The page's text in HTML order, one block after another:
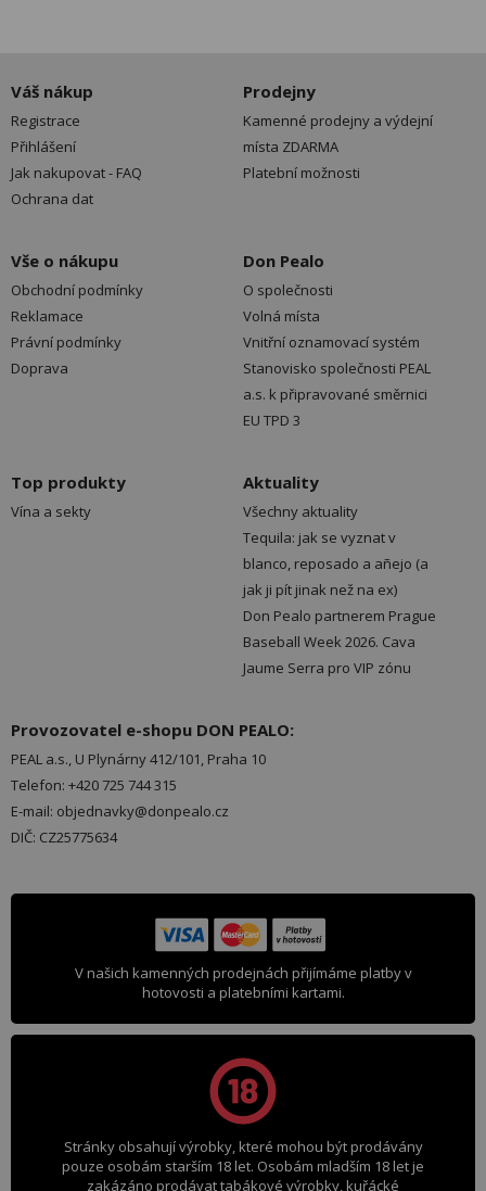
Váš nákup
Registrace
Přihlášení
Jak nakupovat - FAQ
Ochrana dat
Prodejny
Kamenné prodejny a výdejní
místa ZDARMA
Platební možnosti
Vše o nákupu
Obchodní podmínky
Reklamace
Právní podmínky
Doprava
Don Pealo
O společnosti
Volná místa
Vnitřní oznamovací systém
Stanovisko společnosti PEAL
a.s. k připravované směrnici
EU TPD 3
Top produkty
Vína a sekty
Aktuality
Všechny aktuality
Tequila: jak se vyznat v
blanco, reposado a añejo (a
jak ji pít jinak než na ex)
Don Pealo partnerem Prague
Baseball Week 2026. Cava
Jaume Serra pro VIP zónu
Provozovatel e-shopu DON PEALO:
PEAL a.s., U Plynárny 412/101, Praha 10
Telefon: +420 725 744 315
E-mail: objednavky@donpealo.cz
DIČ: CZ25775634
V našich kamenných prodejnách přijímáme platby v
hotovosti a platebními kartami.
Stránky obsahují výrobky, které mohou být prodávány
pouze osobám starším 18 let. Osobám mladším 18 let je
zakázáno prodávat tabákové výrobky, kuřácké